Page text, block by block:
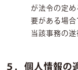
が法令の定
要がある場合
当該事務の
５．個人情報の